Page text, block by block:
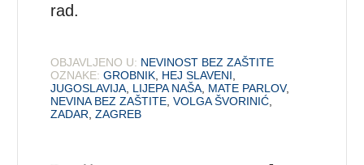
rad.
OBJAVLJENO U: NEVINOST BEZ ZAŠTITE
OZNAKE: GROBNIK HEJ SLAVENI
JUGOSLAVIJA LIJEPA NAŠA MATE PARLOV,
NEVINA BEZ ZAŠTITE ,VOLGA ŠVORINIĆ
ZADAR ,ZAGREB